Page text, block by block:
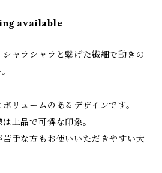
available
ャラシャラと繋げた繊細で動きの
リュームのあるデザインです。
上品で可憐な印象。
手な方もお使いいただきやすい大